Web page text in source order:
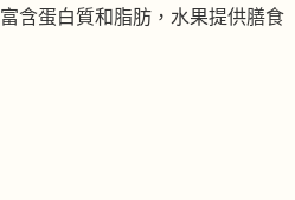
含蛋白質和脂肪，水果提供膳食